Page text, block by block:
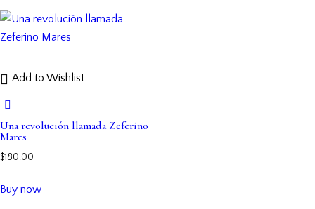
Add to Wishlist
Una revolución llamada Zeferino
Mares
$180.00
Buy now